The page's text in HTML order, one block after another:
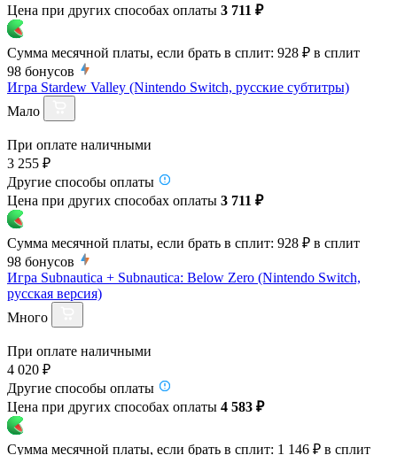
Цена при других способах оплаты 3 711 ₽
Сумма месячной платы, если брать в сплит: 928 ₽ в сплит
98 бонусов
Игра Stardew Valley (Nintendo Switch, русские субтитры)
Мало
При оплате наличными
3 255 ₽
Другие способы оплаты
Цена при других способах оплаты 3 711 ₽
Сумма месячной платы, если брать в сплит: 928 ₽ в сплит
98 бонусов
Игра Subnautica + Subnautica: Below Zero (Nintendo Switch,
русская версия)
Много
При оплате наличными
4 020 ₽
Другие способы оплаты
Цена при других способах оплаты 4 583 ₽
Сумма месячной платы, если брать в сплит: 1 146 ₽ в сплит